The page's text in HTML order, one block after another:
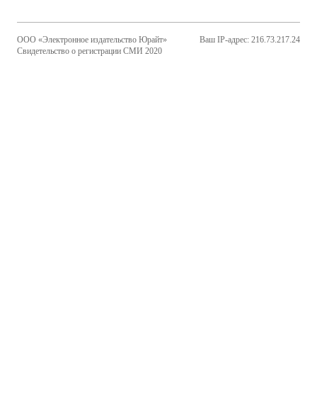
ООО «Электронное издательство Юрайт»
Свидетельство о регистрации СМИ 2020
Ваш IP-адрес: 216.73.217.24